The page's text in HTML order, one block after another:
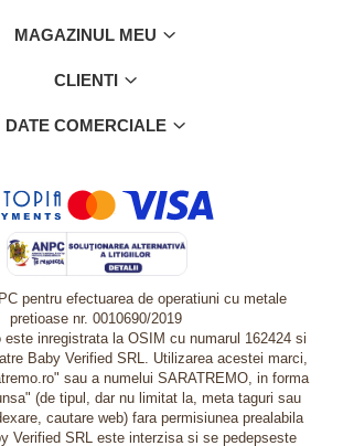
MAGAZINUL MEU
CLIENTI
DATE COMERCIALE
pentru efectuarea de operatiuni cu metale
pretioase nr. 0010690/2019
este inregistrata la OSIM cu numarul 162424 si
Baby Verified SRL. Utilizarea acestei marci,
sau a numelui SARATREMO, in forma
(de tipul, dar nu limitat la, meta taguri sau
cautare web) fara permisiunea prealabila
Verified SRL este interzisa si se pedepseste